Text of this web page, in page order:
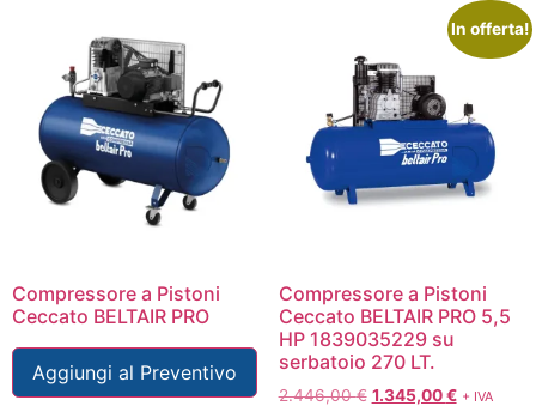
Compressore a Pistoni
Ceccato BELTAIR PRO
Aggiungi al Preventivo
In offerta!
Compressore a Pistoni
Ceccato BELTAIR PRO 5,5
HP 1839035229 su
serbatoio 270 LT.
2.446,00€ 1.345,00€ + IVA